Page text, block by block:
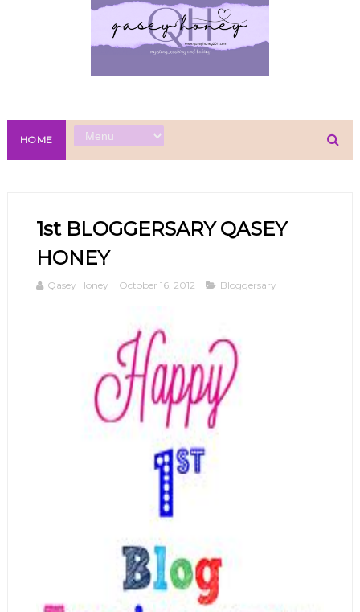
HOME
1st BLOGGERSARY QASEY
HONEY
Qasey Honey October 16, 2012 Bloggersary